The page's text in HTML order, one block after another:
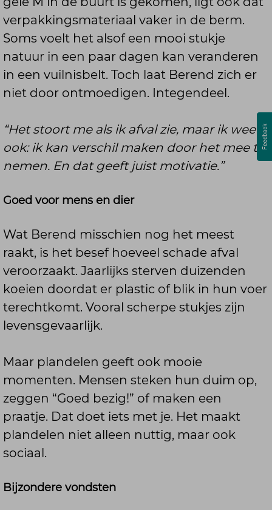
verpakkingsmateriaal vaker in de berm.
Soms voelt het alsof een mooi stukje
natuur in een paar dagen kan veranderen
in een vuilnisbelt. Toch laat Berend zich er
niet door ontmoedigen. Integendeel.
“Het stoort me als ik afval zie, maar ik weet
ook: ik kan verschil maken door het mee te
nemen. En dat geeft juist motivatie.”
Goed voor mens en dier
Wat Berend misschien nog het meest
raakt, is het besef hoeveel schade afval
veroorzaakt. Jaarlijks sterven duizenden
koeien doordat er plastic of blik in hun voer
terechtkomt. Vooral scherpe stukjes zijn
levensgevaarlijk.
Maar plandelen geeft ook mooie
momenten. Mensen steken hun duim op,
zeggen “Goed bezig!” of maken een
praatje. Dat doet iets met je. Het maakt
plandelen niet alleen nuttig, maar ook
sociaal.
Bijzondere vondsten